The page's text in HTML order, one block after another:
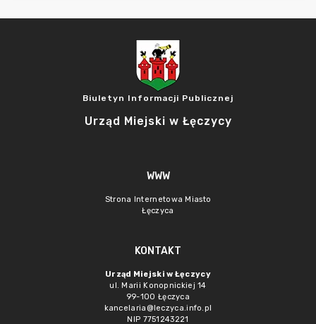
Biuletyn Informacji Publicznej
Urząd Miejski w Łęczycy
WWW
Strona Internetowa Miasto
Łęczyca
KONTAKT
Urząd Miejski w Łęczycy
ul. Marii Konopnickiej 14
99-100 Łęczyca
kancelaria@leczyca.info.pl
NIP 7751243221